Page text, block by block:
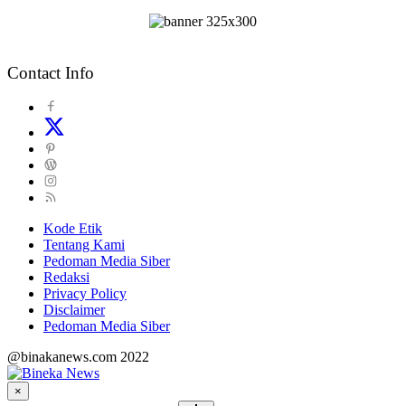
Contact Info
Kode Etik
Tentang Kami
Pedoman Media Siber
Redaksi
Privacy Policy
Disclaimer
Pedoman Media Siber
@binakanews.com 2022
×